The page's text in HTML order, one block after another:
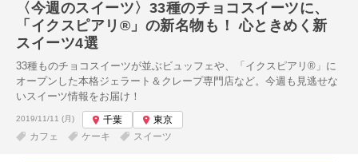
〈今週のスイーツ〉33種のチョコスイーツに、
「イクスピアリ®」の新名物も！ 心ときめく新
スイーツ4選
33種ものチョコスイーツが並ぶビュッフェや、「イクスピアリ®」に
オープンした本格ジェラート＆クレープ専門店など。今週も見逃せな
いスイーツ情報をお届け！
投稿日:
2019/11/11 (月) 千葉
東京
カフェ
ケーキ スイーツ